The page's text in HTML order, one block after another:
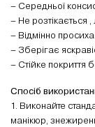
– Середньої
– Не розтікається ,
– Відмінно
– Зберігає
– Стійке покриття
Спосіб
1. Виконайте
манікюр,